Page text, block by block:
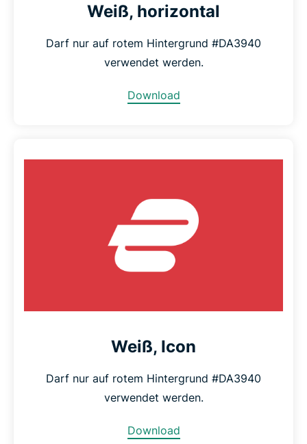
Weiß, horizontal
Darf nur auf rotem Hintergrund #DA3940
verwendet werden.
Download
Weiß, Icon
Darf nur auf rotem Hintergrund #DA3940
verwendet werden.
Download